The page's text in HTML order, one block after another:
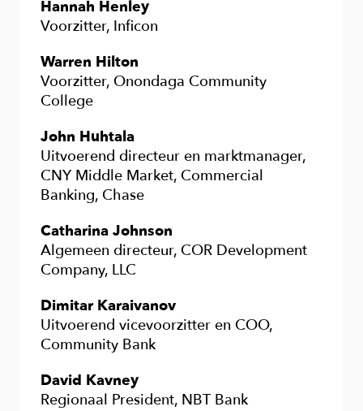
Hannah Henley
Voorzitter, Inficon
Warren Hilton
Voorzitter, Onondaga Community
College
John Huhtala
Uitvoerend directeur en marktmanager,
CNY Middle Market, Commercial
Banking, Chase
Catharina Johnson
Algemeen directeur, COR Development
Company, LLC
Dimitar Karaivanov
Uitvoerend vicevoorzitter en COO,
Community Bank
David Kavney
Regionaal President, NBT Bank